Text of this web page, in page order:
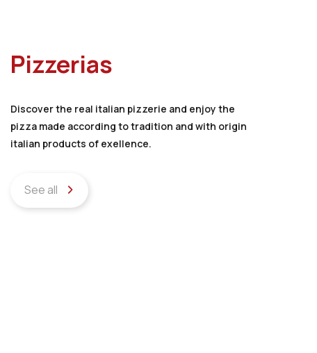
Pizzerias
Discover the real italian pizzerie and enjoy the
pizza made according to tradition and with origin
italian products of exellence.
See all